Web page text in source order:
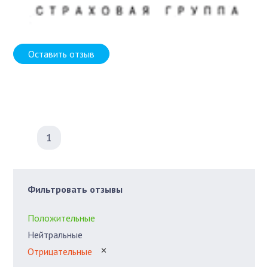
Оставить отзыв
1
Фильтровать отзывы
Положительные
Нейтральные
Отрицательные
✕